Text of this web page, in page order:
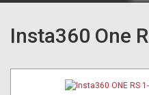
Insta360 One